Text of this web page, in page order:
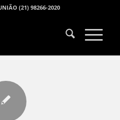
(21) 98266-2020